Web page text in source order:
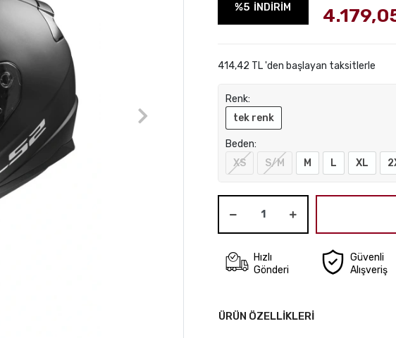
%5 İNDİRİM
414,42 TL 'den başlayan taksitlerle
Renk:
tek renk
Beden:
XS
S/M M L XL
Hızlı
Gönderi
Güvenli
Alışveriş
ÜRÜN ÖZELLİKLERİ